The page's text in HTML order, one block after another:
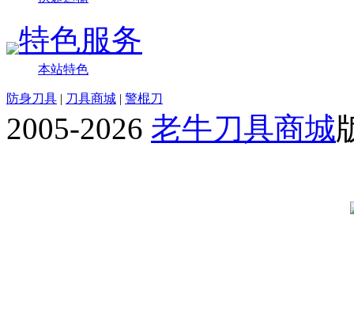
特色服务
本站特色
防身刀具 | 刀具商城 | 警棍刀
2005-2026 老牛刀具商城